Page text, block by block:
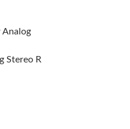
Analog
Stereo R